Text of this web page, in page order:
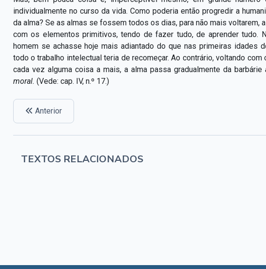
individualmente no curso da vida. Como poderia então progredir a
da alma? Se as almas se fossem todos os dias, para não mais voltarem,
com os elementos primitivos, tendo de fazer tudo, de aprender tudo.
homem se achasse hoje mais adiantado do que nas primeiras idades
todo o trabalho intelectual teria de recomeçar. Ao contrário, voltando
cada vez alguma coisa a mais, a alma passa gradualmente da barbárie
moral. (Vede: cap. IV, n.º 17.)
Anterior
TEXTOS RELACIONADOS